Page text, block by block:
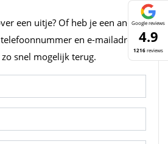
een uitje? Of heb je een andere
en e-mailadres
snel mogelijk terug.
Google reviews
4.9
1216reviews